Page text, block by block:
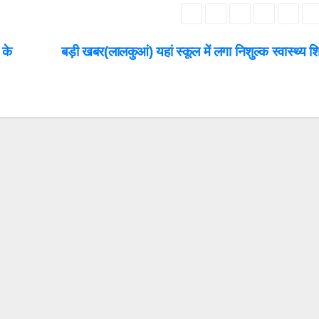
बड़ी खबर(लालकुआं) यहां स्कूल में लगा निशुल्क स्वास्थ्य
के